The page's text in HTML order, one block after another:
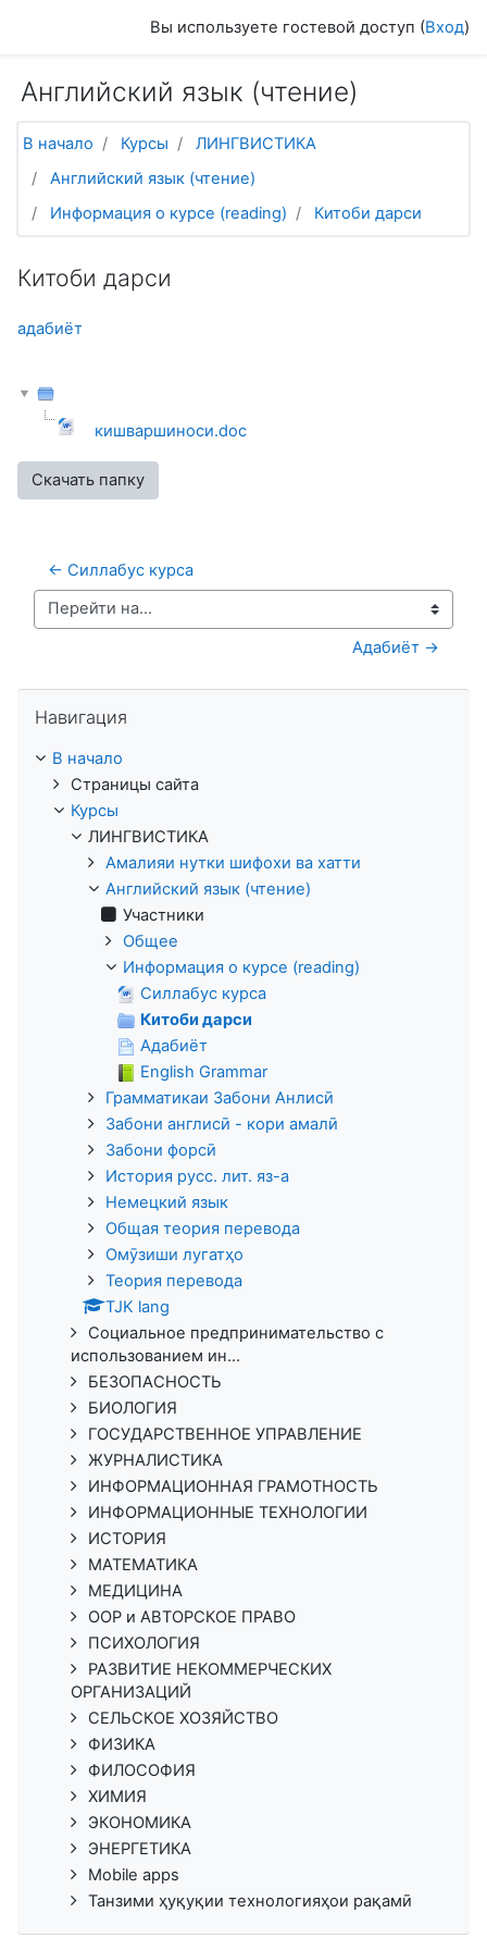
Вы используете гостевой доступ (Вход)
Английский язык (чтение)
В начало Курсы
ЛИНГВИСТИКА
Английский язык (чтение)
Информация о курсе (reading)
Китоби дарси
Китоби дарси
адабиёт
кишваршиноси.doc
Скачать папку
← Силлабус курса
Перейти на...
Адабиёт →
Навигация
В начало
Страницы сайта
Курсы
ЛИНГВИСТИКА
Амалияи нутки шифохи ва хатти
Английский язык (чтение)
Участники
Общее
Информация о курсе (reading)
Силлабус курса
Китоби дарси
Адабиёт
English Grammar
Грамматикаи Забони Анлисӣ
Забони англисӣ - кори амалӣ
Забони форсӣ
История русс. лит. яз-а
Немецкий язык
Общая теория перевода
Омӯзиши лугатҳо
Теория перевода
TJK lang
Социальное предпринимательство с
использованием ин...
БЕЗОПАСНОСТЬ
БИОЛОГИЯ
ГОСУДАРСТВЕННОЕ УПРАВЛЕНИЕ
ЖУРНАЛИСТИКА
ИНФОРМАЦИОННАЯ ГРАМОТНОСТЬ
ИНФОРМАЦИОННЫЕ ТЕХНОЛОГИИ
ИСТОРИЯ
МАТЕМАТИКА
МЕДИЦИНА
ООР и АВТОРСКОЕ ПРАВО
ПСИХОЛОГИЯ
РАЗВИТИЕ НЕКОММЕРЧЕСКИХ
ОРГАНИЗАЦИЙ
СЕЛЬСКОЕ ХОЗЯЙСТВО
ФИЗИКА
ФИЛОСОФИЯ
ХИМИЯ
ЭКОНОМИКА
ЭНЕРГЕТИКА
Mobile apps
Танзими ҳуқуқии технологияҳои рақамӣ